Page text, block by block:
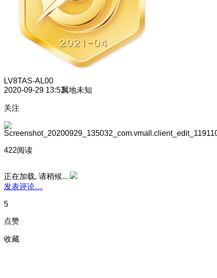
LV8TAS-AL00
2020-09-29 13:53属地未知
关注
422阅读
正在加载, 请稍候...
发表评论…
5
点赞
收藏